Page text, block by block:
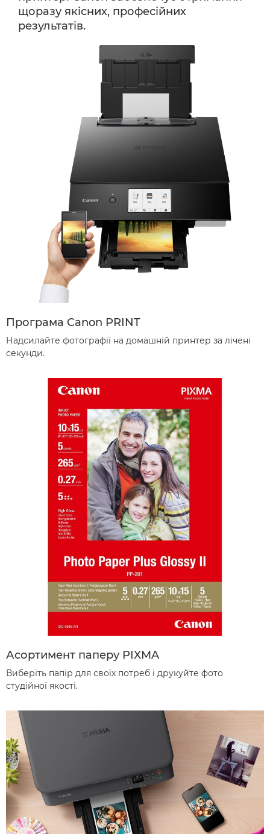
щоразу якісних, професійних
результатів.
Програма Canon PRINT
Надсилайте фотографії на домашній принтер за лічені
секунди.
Асортимент паперу PIXMA
Виберіть папір для своїх потреб і друкуйте фото
студійної якості.